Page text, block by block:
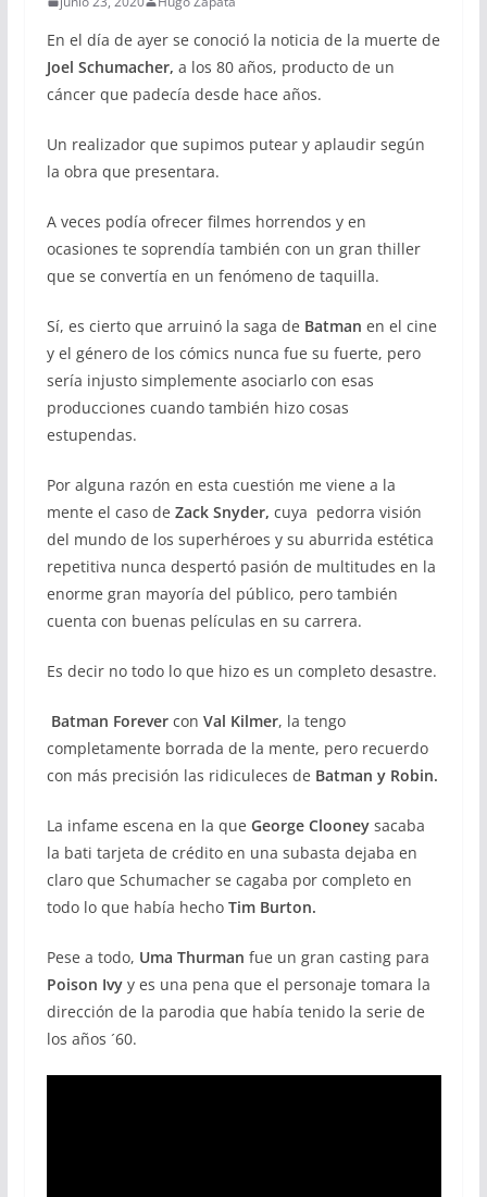
En el día de ayer se conoció la noticia de la muerte de
Joel Schumacher, a los 80 años, producto de un
cáncer que padecía desde hace años.
Un realizador que supimos putear y aplaudir según
la obra que presentara.
A veces podía ofrecer filmes horrendos y en
ocasiones te soprendía también con un gran thiller
que se convertía en un fenómeno de taquilla.
Sí, es cierto que arruinó la saga de Batman en el cine
y el género de los cómics nunca fue su fuerte, pero
sería injusto simplemente asociarlo con esas
producciones cuando también hizo cosas
estupendas.
Por alguna razón en esta cuestión me viene a la
mente el caso de Zack Snyder, cuya pedorra visión
del mundo de los superhéroes y su aburrida estética
repetitiva nunca despertó pasión de multitudes en la
enorme gran mayoría del público, pero también
cuenta con buenas películas en su carrera.
Es decir no todo lo que hizo es un completo desastre.
Batman Forevercon Val Kilmer, la tengo
completamente borrada de la mente, pero recuerdo
con más precisión las ridiculeces de Batman y Robin.
La infame escena en la que George Clooneysacaba
la bati tarjeta de crédito en una subasta dejaba en
claro que Schumacher se cagaba por completo en
todo lo que había hecho Tim Burton.
Pese a todo, Uma Thurman fue un gran casting para
Poison Ivyy es una pena que el personaje tomara la
dirección de la parodia que había tenido la serie de
los años ´60.